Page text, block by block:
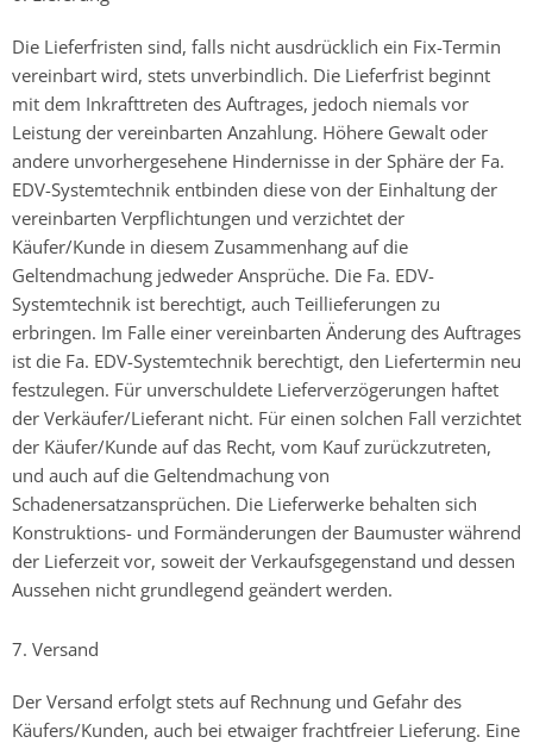
Die Lieferfristen sind, falls nicht ausdrücklich ein Fix-Termin
vereinbart wird, stets unverbindlich. Die Lieferfrist beginnt
mit dem Inkrafttreten des Auftrages, jedoch niemals vor
Leistung der vereinbarten Anzahlung. Höhere Gewalt oder
andere unvorhergesehene Hindernisse in der Sphäre der Fa.
EDV-Systemtechnik entbinden diese von der Einhaltung der
vereinbarten Verpflichtungen und verzichtet der
Käufer/Kunde in diesem Zusammenhang auf die
Geltendmachung jedweder Ansprüche. Die Fa. EDV-
Systemtechnik ist berechtigt, auch Teillieferungen zu
erbringen. Im Falle einer vereinbarten Änderung des Auftrages
ist die Fa. EDV-Systemtechnik berechtigt, den Liefertermin neu
festzulegen. Für unverschuldete Lieferverzögerungen haftet
der Verkäufer/Lieferant nicht. Für einen solchen Fall verzichtet
der Käufer/Kunde auf das Recht, vom Kauf zurückzutreten,
und auch auf die Geltendmachung von
Schadenersatzansprüchen. Die Lieferwerke behalten sich
Konstruktions- und Formänderungen der Baumuster während
der Lieferzeit vor, soweit der Verkaufsgegenstand und dessen
Aussehen nicht grundlegend geändert werden.
7. Versand
Der Versand erfolgt stets auf Rechnung und Gefahr des
Käufers/Kunden, auch bei etwaiger frachtfreier Lieferung. Eine